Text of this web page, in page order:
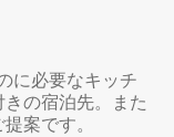
に必要なキッチ
の宿泊先。また
案です。